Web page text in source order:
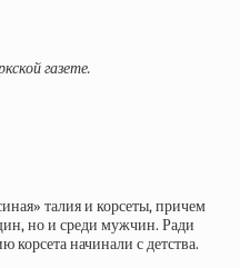
газете.
талия и корсеты, причем
но и среди мужчин. Ради
начинали с детства.